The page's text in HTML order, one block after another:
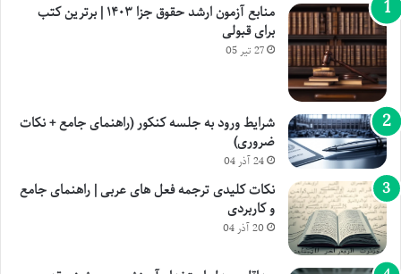
منابع آزمون ارشد حقوق جزا ۱۴۰۳ | برترین کتب
برای قبولی
27 تیر 05
شرایط ورود به جلسه کنکور (راهنمای جامع + نکات
ضروری)
24 آذر 04
نکات کلیدی ترجمه فعل های عربی | راهنمای جامع
و کاربردی
20 آذر 04